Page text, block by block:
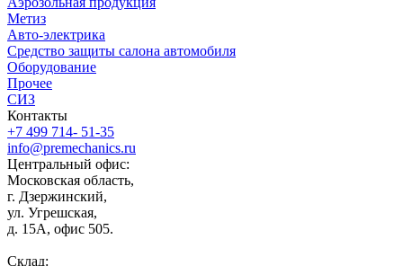
Метиз
Авто-электрика
Средство защиты салона автомобиля
Оборудование
Прочее
СИЗ
Контакты
+7 499 714- 51-35
info@premechanics.ru
Центральный офис:
Московская область,
г. Дзержинский,
ул. Угрешская,
д. 15А, офис 505.
Склад: